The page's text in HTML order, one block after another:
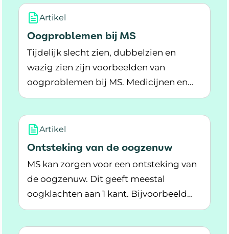
Artikel
Oogproblemen bij MS
Tijdelijk slecht zien, dubbelzien en
wazig zien zijn voorbeelden van
oogproblemen bij MS. Medicijnen en
hulpmiddelen kunnen helpen.
Lees meer over Oogproblemen bij MS
Artikel
Ontsteking van de oogzenuw
MS kan zorgen voor een ontsteking van
de oogzenuw. Dit geeft meestal
oogklachten aan 1 kant. Bijvoorbeeld
wazig zien, doffe kleuren of pijn achter
Lees meer over Ontsteking van de oogzenuw